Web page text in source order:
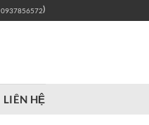
0937856572)
LIÊN HỆ